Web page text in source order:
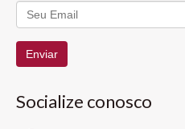
Enviar
Socialize conosco